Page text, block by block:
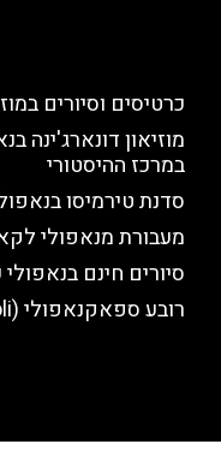
כרטיסים וסיורים
מוזיאון דונארג'ינה
במרכז ההיסטורי
סדנת טירמיסו
מעבורת מנאפולי
סיורים חינם
רובע ספאקנאפולי (Spaccanapoli)